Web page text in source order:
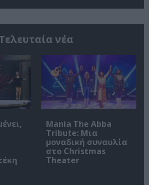
νέα
Mania The Abba
Tribute: Μια
μοναδική συναυλία
στο Christmas
Theater